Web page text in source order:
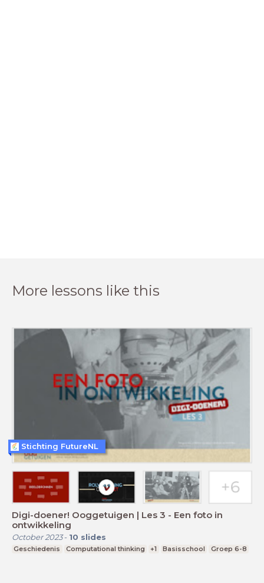
More lessons like this
Digi-doener! Ooggetuigen | Les 3 - Een foto in
ontwikkeling
October 2023- 10 slides
Geschiedenis Computational thinking +1 Basisschool Groep 6-8
Stichting FutureNL